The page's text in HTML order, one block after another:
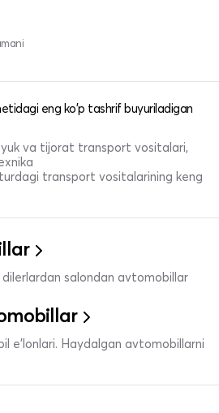
eng ko'p tashrif buyuriladigan
va tijorat transport vositalari,
transport vositalarining keng
salondan avtomobillar
e’lonlari. Haydalgan avtomobillarni